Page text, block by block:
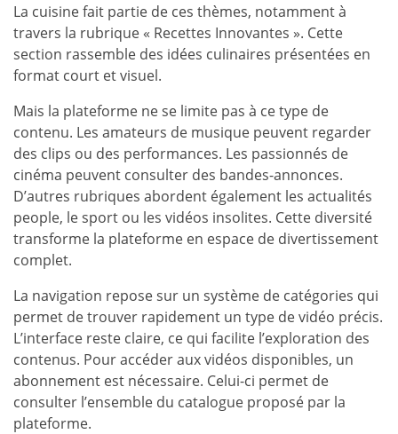
La cuisine fait partie de ces thèmes, notamment à
travers la rubrique « Recettes Innovantes ». Cette
section rassemble des idées culinaires présentées en
format court et visuel.
Mais la plateforme ne se limite pas à ce type de
contenu. Les amateurs de musique peuvent regarder
des clips ou des performances. Les passionnés de
cinéma peuvent consulter des bandes-annonces.
D’autres rubriques abordent également les actualités
people, le sport ou les vidéos insolites. Cette diversité
transforme la plateforme en espace de divertissement
complet.
La navigation repose sur un système de catégories qui
permet de trouver rapidement un type de vidéo précis.
L’interface reste claire, ce qui facilite l’exploration des
contenus. Pour accéder aux vidéos disponibles, un
abonnement est nécessaire. Celui-ci permet de
consulter l’ensemble du catalogue proposé par la
plateforme.